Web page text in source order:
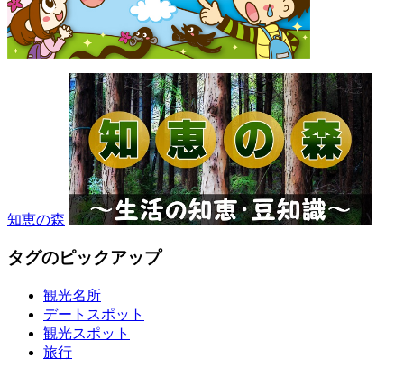
知恵の森
タグのピックアップ
観光名所
デートスポット
観光スポット
旅行